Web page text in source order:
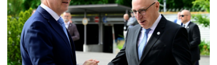
Torlos gegen Kaiserslautern: Stotterstart von Wolfsburg
Ätna auf Sizilien ausgebrochen - Flugverkehr in Catania
zeitweise eingeschränkt
Doppelpack Freigang: Frankfurt schlägt auch Malmö
Explosion mutmaßlich ukrainischer Drohne in Bulgarien löst